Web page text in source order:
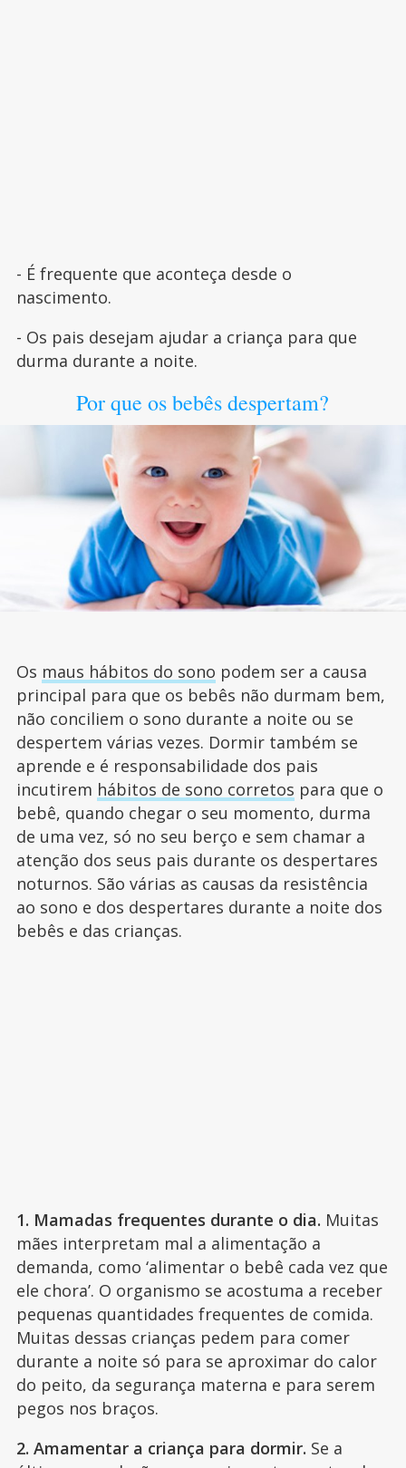
- É frequente que aconteça desde o
nascimento.
- Os pais desejam ajudar a criança para que
durma durante a noite.
Por que os bebês despertam?
Os maus hábitos do sono podem ser a causa
principal para que os bebês não durmam bem,
não conciliem o sono durante a noite ou se
despertem várias vezes. Dormir também se
aprende e é responsabilidade dos pais
incutirem hábitos de sono corretos para que o
bebê, quando chegar o seu momento, durma
de uma vez, só no seu berço e sem chamar a
atenção dos seus pais durante os despertares
noturnos. São várias as causas da resistência
ao sono e dos despertares durante a noite dos
bebês e das crianças.
1. Mamadas frequentes durante o dia. Muitas
mães interpretam mal a alimentação a
demanda, como ‘alimentar o bebê cada vez que
ele chora’. O organismo se acostuma a receber
pequenas quantidades frequentes de comida.
Muitas dessas crianças pedem para comer
durante a noite só para se aproximar do calor
do peito, da segurança materna e para serem
pegos nos braços.
2. Amamentar a criança para dormir. Se a